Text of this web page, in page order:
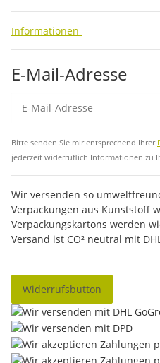
Informationen
E-Mail-Adresse
Bitte senden Sie mir entsprechend Ihrer
jederzeit widerruflich Informationen zu
Wir versenden so
Verpackungen aus Kunststoff
Verpackungskartons werden
Versand ist CO² neutral mit
Widerrufsbutton